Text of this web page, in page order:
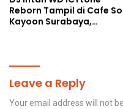
Reborn Tampil di Cafe So
Kayoon Surabaya,
Leave a Reply
Your email address will not